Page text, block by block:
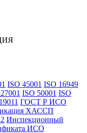
ISO 45001 ISO 16949
ISO 50001 ISO
ГОСТ Р ИСО
ХАССП
Инспекционный
ИСО